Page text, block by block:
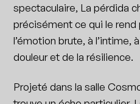
spectaculaire, La pérdida
précisément ce qui le rend
l’émotion brute, à l’intime,
douleur et de la résilience.
Projeté dans la salle